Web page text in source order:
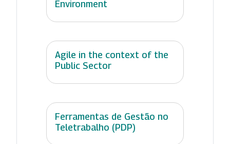
Environment
Agile in the context of the
Public Sector
Ferramentas de Gestão no
Teletrabalho (PDP)